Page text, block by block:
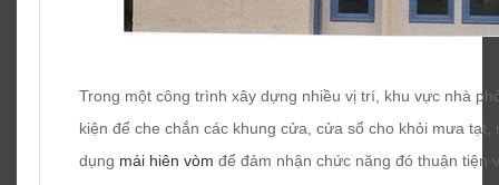
Trong một công trình xây dựng nhiều vị trí, khu vực nhà
kiện để che chắn các khung cửa, cửa sổ cho khỏi mưa
dụng mái hiên vòm để đảm nhận chức năng đó thuận tiện